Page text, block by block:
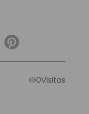
0Visitas